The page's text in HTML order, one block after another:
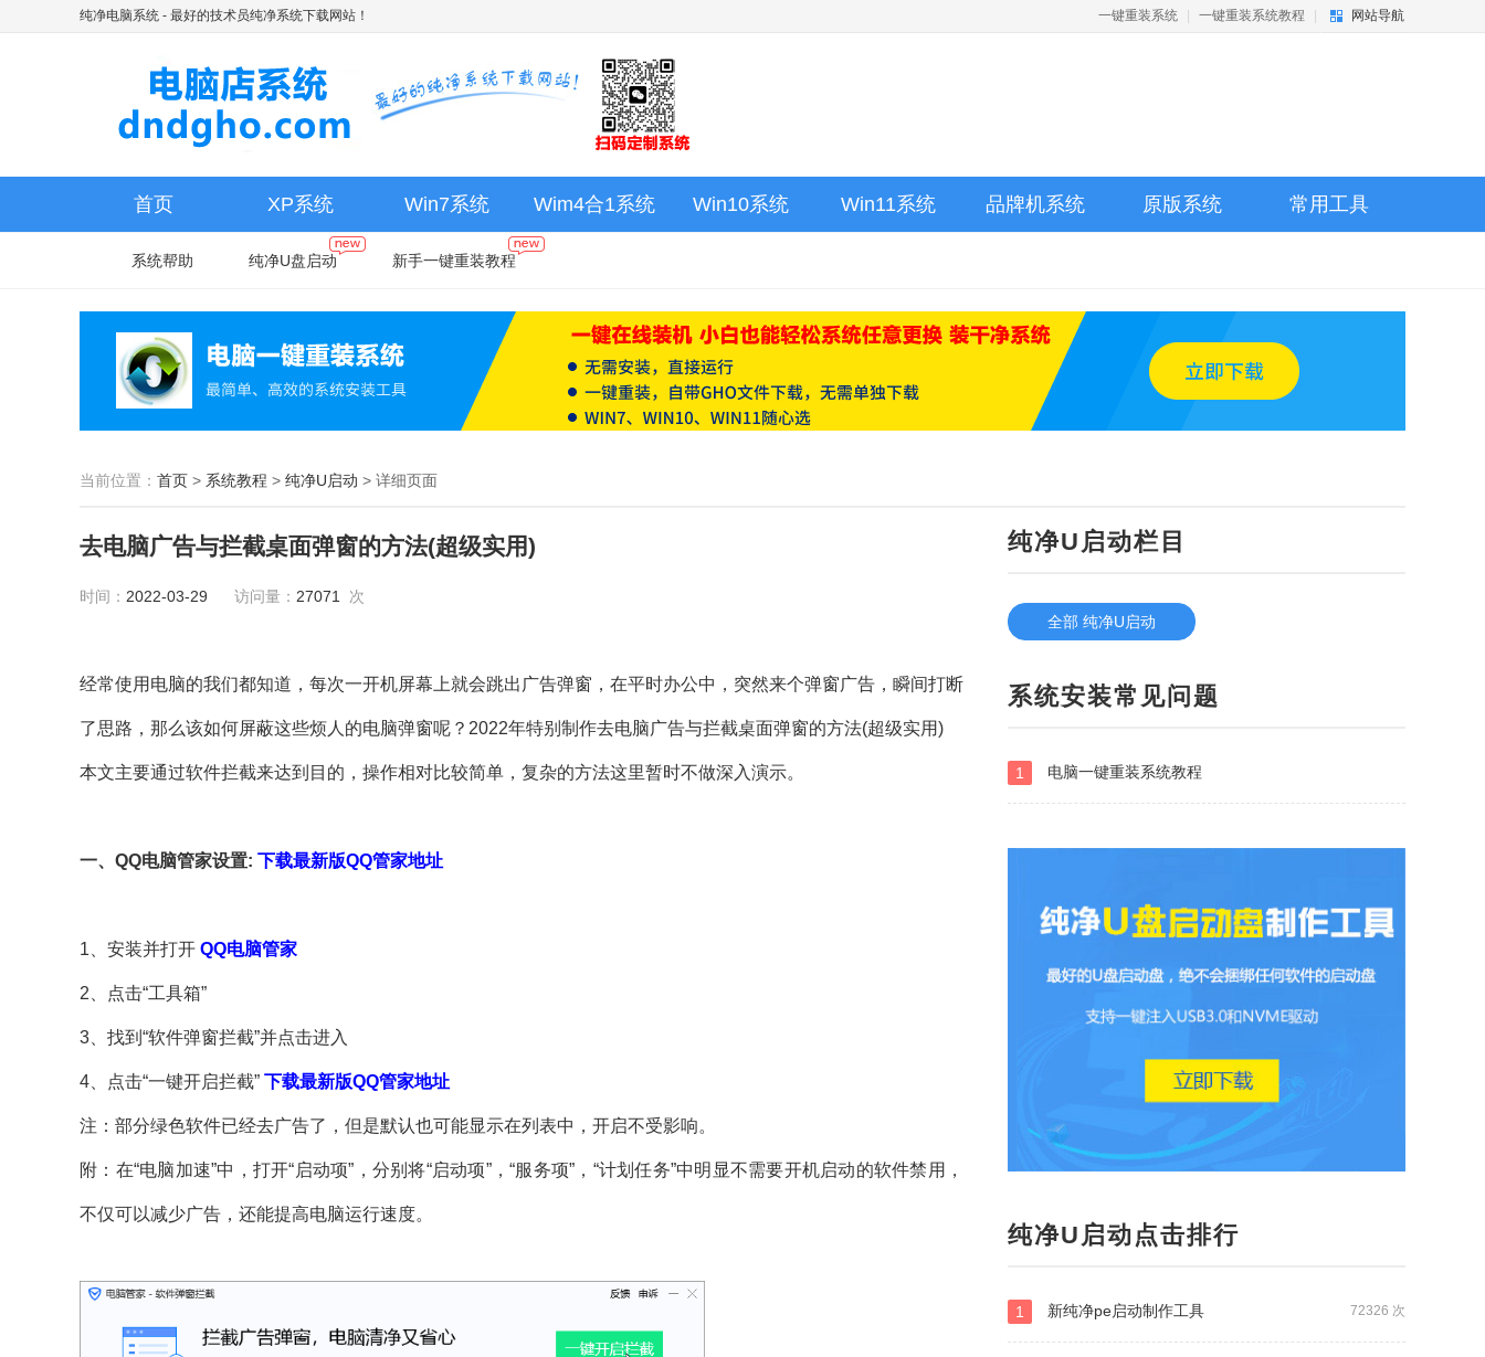
纯净电脑系统 - 最好的技术员纯净系统下载网站！ 一键重装系统 一键重装系统教程 网站导航
首页 XP系统 Win7系统 Wim4合1系统 Win10系统 Win11系统 品牌机系统 原版系统 常用工具
系统帮助 纯净U盘启动 新手一键重装教程
当前位置： 首页 > 系统教程 > 纯净U启动 > 详细页面
去电脑广告与拦截桌面弹窗的方法(超级实用)
时间： 2022-03-29 访问量： 27071 次
经常使用电脑的我们都知道，每次一开机屏幕上就会跳出广告弹窗，在平时办公中，突然来个弹窗广告，瞬间打断
了思路，那么该如何屏蔽这些烦人的电脑弹窗呢？2022年特别制作去电脑广告与拦截桌面弹窗的方法(超级实用)
本文主要通过软件拦截来达到目的，操作相对比较简单，复杂的方法这里暂时不做深入演示。
一、QQ电脑管家设置: 下载最新版QQ管家地址
1、安装并打开 QQ电脑管家
2、点击“工具箱”
3、找到“软件弹窗拦截”并点击进入
4、点击“一键开启拦截” 下载最新版QQ管家地址
注：部分绿色软件已经去广告了，但是默认也可能显示在列表中，开启不受影响。
附：在“电脑加速”中，打开“启动项”，分别将“启动项”，“服务项”，“计划任务”中明显不需要开机启动的软件禁用，
不仅可以减少广告，还能提高电脑运行速度。
纯净U启动栏目
全部 纯净U启动
系统安装常见问题
1 电脑一键重装系统教程
纯净U启动点击排行
72326 次
1 新纯净pe启动制作工具